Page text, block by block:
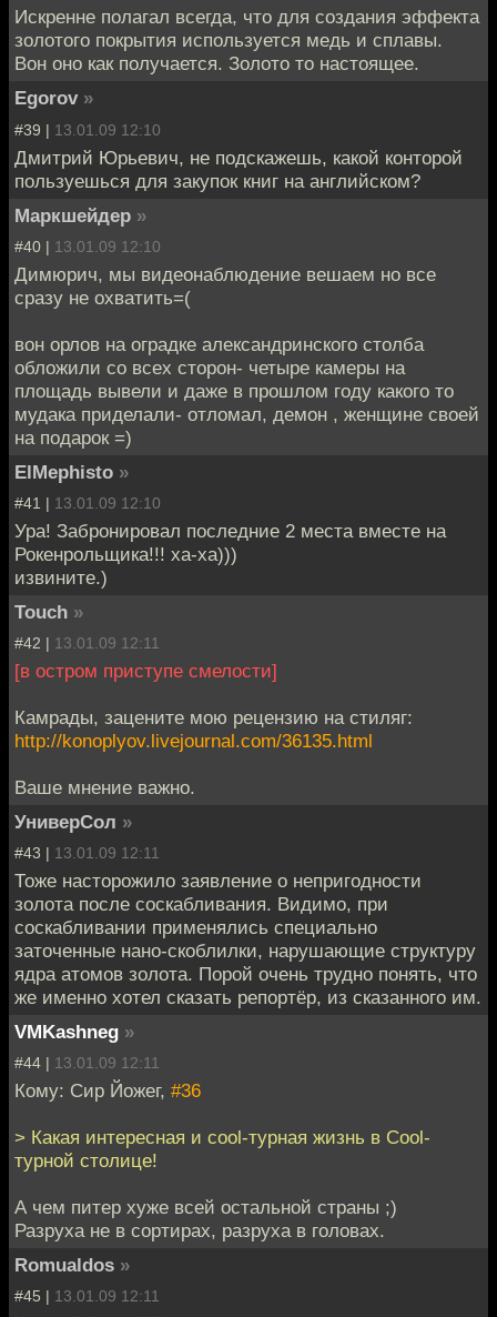
Искренне полагал всегда, что для создания эффекта
золотого покрытия используется медь и сплавы.
Вон оно как получается. Золото то настоящее.
Egorov »
#39 | 13.01.09 12:10
Дмитрий Юрьевич, не подскажешь, какой конторой
пользуешься для закупок книг на английском?
Маркшейдер »
#40 | 13.01.09 12:10
Димюрич, мы видеонаблюдение вешаем но все
сразу не охватить=(
вон орлов на оградке александринского столба
обложили со всех сторон- четыре камеры на
площадь вывели и даже в прошлом году какого то
мудака приделали- отломал, демон , женщине своей
на подарок =)
ElMephisto »
#41 | 13.01.09 12:10
Ура! Забронировал последние 2 места вместе на
Рокенрольщика!!! ха-ха)))
извините.)
Touch »
#42 | 13.01.09 12:11
[в остром приступе смелости]
Камрады, зацените мою рецензию на стиляг:
http://konoplyov.livejournal.com/36135.html
Ваше мнение важно.
УниверСол »
#43 | 13.01.09 12:11
Тоже насторожило заявление о непригодности
золота после соскабливания. Видимо, при
соскабливании применялись специально
заточенные нано-скоблилки, нарушающие структуру
ядра атомов золота. Порой очень трудно понять, что
же именно хотел сказать репортёр, из сказанного им.
VMKashneg »
#44 | 13.01.09 12:11
Кому: Сир Йожег, #36
> Какая интересная и cool-турная жизнь в Сool-
турной столице!
А чем питер хуже всей остальной страны ;)
Разруха не в сортирах, разруха в головах.
Romualdos »
#45 | 13.01.09 12:11